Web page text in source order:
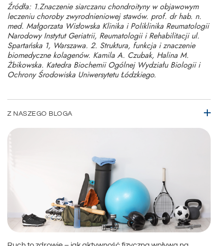
Źródła: 1.Znaczenie siarczanu chondroityny w objawowym
leczeniu choroby zwyrodnieniowej stawów. prof. dr hab. n.
med. Małgorzata Wisłowska Klinika i Poliklinika Reumatologii
Narodowy Instytut Geriatrii, Reumatologii i Rehabilitacji ul.
Spartańska 1, Warszawa. 2. Struktura, funkcja i znaczenie
biomedyczne kolagenów. Kamila A. Czubak, Halina M.
Żbikowska. Katedra Biochemii Ogólnej Wydziału Biologii i
Ochrony Środowiska Uniwersytetu Łódzkiego.
Z NASZEGO BLOGA